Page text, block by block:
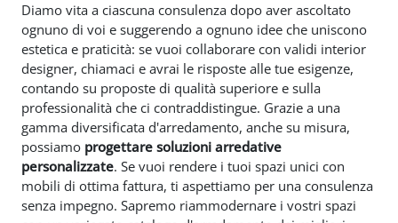
Diamo vita a ciascuna consulenza dopo aver ascoltato
ognuno di voi e suggerendo a ognuno idee che uniscono
estetica e praticità: se vuoi collaborare con validi interior
designer, chiamaci e avrai le risposte alle tue esigenze,
contando su proposte di qualità superiore e sulla
professionalità che ci contraddistingue. Grazie a una
gamma diversificata d'arredamento, anche su misura,
possiamo progettare soluzioni arredative
personalizzate. Se vuoi rendere i tuoi spazi unici con
mobili di ottima fattura, ti aspettiamo per una consulenza
senza impegno. Sapremo riammodernare i vostri spazi